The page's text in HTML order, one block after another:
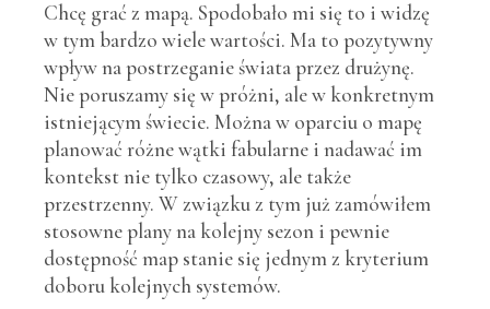
Chcę grać z mapą. Spodobało mi się to i widzę
w tym bardzo wiele wartości. Ma to pozytywny
wpływ na postrzeganie świata przez drużynę.
Nie poruszamy się w próżni, ale w konkretnym
istniejącym świecie. Można w oparciu o mapę
planować różne wątki fabularne i nadawać im
kontekst nie tylko czasowy, ale także
przestrzenny. W związku z tym już zamówiłem
stosowne plany na kolejny sezon i pewnie
dostępność map stanie się jednym z kryterium
doboru kolejnych systemów.